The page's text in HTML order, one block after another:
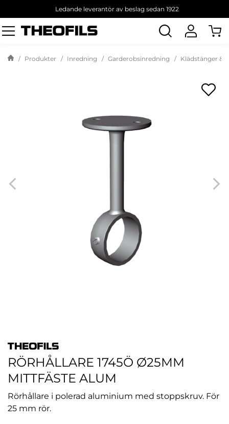
Ledande leverantör av beslag sedan 1922
Sök
produkt
Produkter Inredning Garderobsinredning Klädstänger &
RÖRHÅLLARE 1745Ö Ø25MM
MITTFÄSTE ALUM
Rörhållare i polerad aluminium med stoppskruv. För
25 mm rör.